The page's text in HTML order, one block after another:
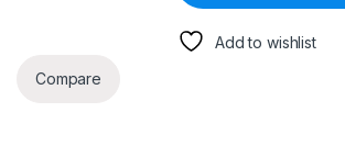
Add to wishlist
Compare